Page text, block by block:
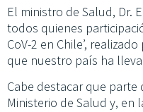
El ministro de Salud, Dr.
todos quienes
CoV-2 en Chile’,
que nuestro país ha
Cabe destacar que
Ministerio de Salud y, en